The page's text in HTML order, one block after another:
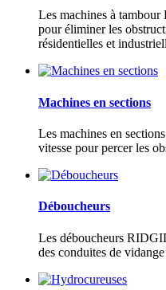
Les machines à
pour éliminer les
résidentielles et
Machines en sections
Les machines en
vitesse pour percer les
Déboucheurs
Les déboucheurs
des conduites de